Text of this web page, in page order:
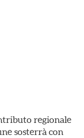
regionale
sosterrà con